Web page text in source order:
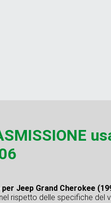
Jeep Grand Cherokee
rispetto delle specifiche del